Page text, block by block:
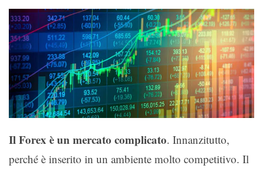
Il Forex è un mercato complicato. Innanzitutto,
perché è inserito in un ambiente molto competitivo. Il